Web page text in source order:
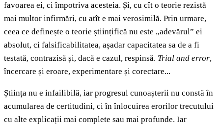
favoarea ei, ci împotriva acesteia. Și, cu cît o teorie rezistă
mai multor infirmări, cu atît e mai verosimilă. Prin urmare,
ceea ce definește o teorie științifică nu este „adevărul” ei
absolut, ci falsificabilitatea, așadar capacitatea sa de a fi
testată, contrazisă și, dacă e cazul, respinsă. Trial and error,
încercare și eroare, experimentare și corectare...
Știința nu e infailibilă, iar progresul cunoașterii nu constă în
acumularea de certitudini, ci în înlocuirea erorilor trecutului
cu alte explicații mai complete sau mai profunde. Iar